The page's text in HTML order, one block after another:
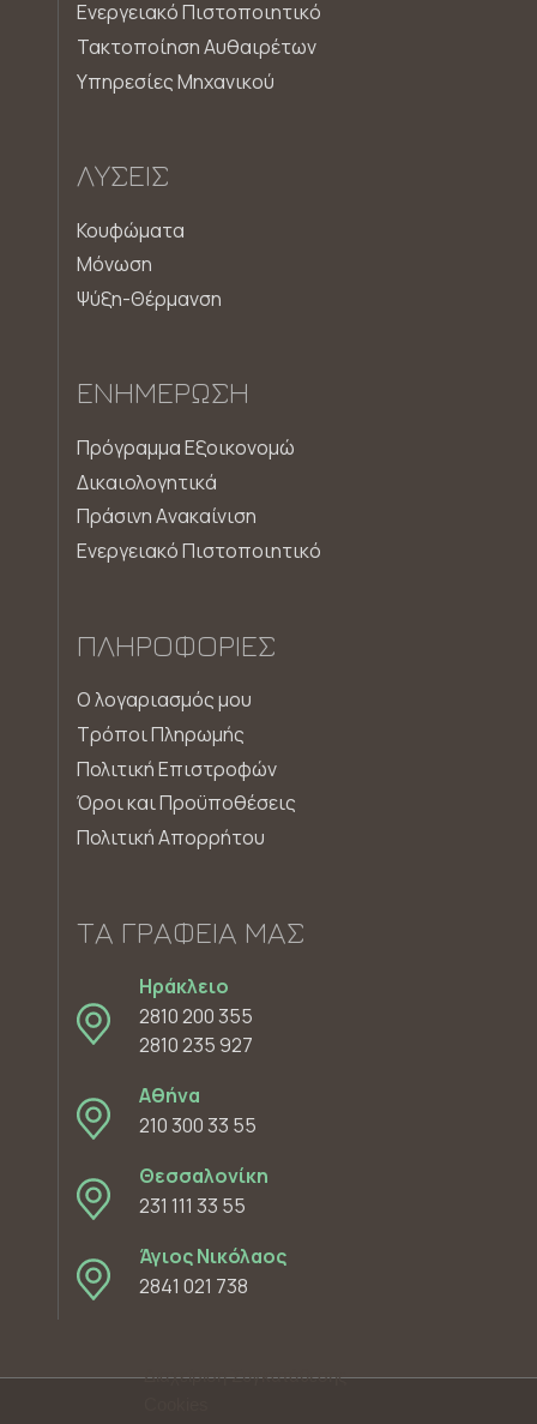
Διαχείριση Συγκατάθεσης
Ενεργειακό Πιστοποιητικό
Τακτοποίηση Αυθαιρέτων
Υπηρεσίες Μηχανικού
ΛΎΣΕΙΣ
Κουφώματα
Μόνωση
Ψύξη-Θέρμανση
ΕΝΗΜΈΡΩΣΗ
Πρόγραμμα Εξοικονομώ
Δικαιολογητικά
Πράσινη Aνακαίνιση
Ενεργειακό Πιστοποιητικό
ΠΛΗΡΟΦΟΡΊΕΣ
Ο λογαριασμός μου
Τρόποι Πληρωμής
Πολιτική Επιστροφών
Όροι και Προϋποθέσεις
Πολιτική Απορρήτου
ΤΑ ΓΡΑΦΕΊΑ ΜΑΣ
Ηράκλειο
2810 200 355
2810 235 927
Αθήνα
210 300 33 55
Θεσσαλονίκη
231 111 33 55
Άγιος Νικόλαος
2841 021 738